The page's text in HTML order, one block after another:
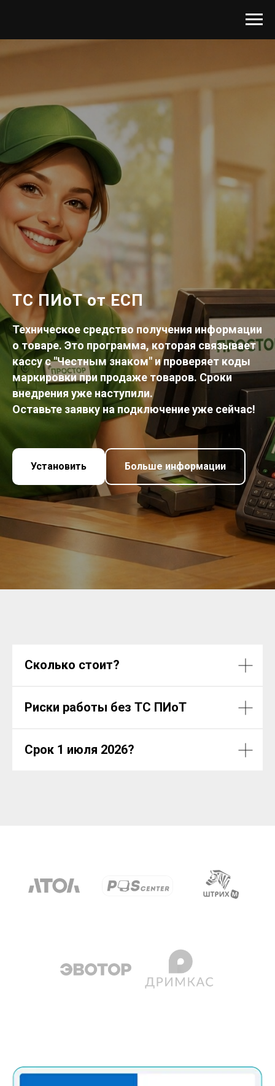
ТС ПИоТ от ЕСП
Техническое средство получения информации
о товаре. Это программа, которая связывает
кассу с "Честным знаком" и проверяет коды
маркировки при продаже товаров. Сроки
внедрения уже наступили.
Оставьте заявку на подключение уже сейчас!
Установить Больше информации
Сколько стоит?
Риски работы без ТС ПИоТ
Срок 1 июля 2026?